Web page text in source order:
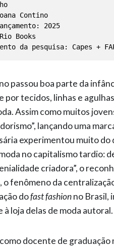
Contino
2025
Books
da pesquisa: Capes +
passou boa parte da
por tecidos, linhas e
Assim como muitos
lançando uma
experimentou muito do
no capitalismo tardio:
criadora”, o
o fenômeno da
dofast fashionno Brasil,
loja delas de moda autoral.
docente de